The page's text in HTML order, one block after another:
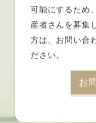
可能にするため、
産者さんを募集
方は、お問い合
ださい。
お